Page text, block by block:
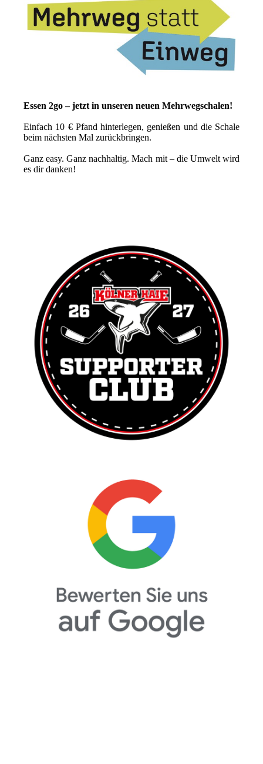
Essen 2go – jetzt in unseren neuen Mehrwegschalen!
Einfach 10 € Pfand hinterlegen, genießen und die Schale
beim nächsten Mal zurückbringen.
Ganz easy. Ganz nachhaltig. Mach mit – die Umwelt wird
es dir danken!